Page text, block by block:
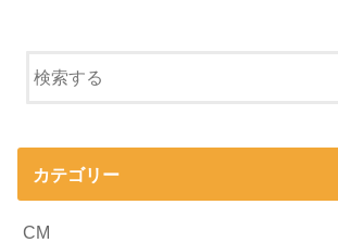
カテゴリー
CM